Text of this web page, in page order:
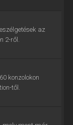
az
2-ről.
konzolokon
től.